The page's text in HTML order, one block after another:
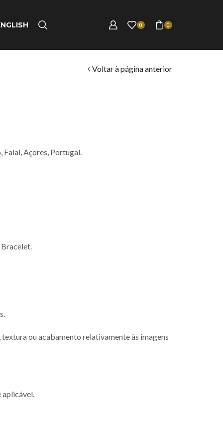
0 0
Voltar à página anterior
Faial, Açores, Portugal.
ou acabamento relativamente às imagens